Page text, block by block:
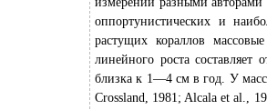
оппортунистических и
растущих кораллов
линейного роста
близка к 1—4 см в год. У
Crossland, 1981; Alcala et al.,